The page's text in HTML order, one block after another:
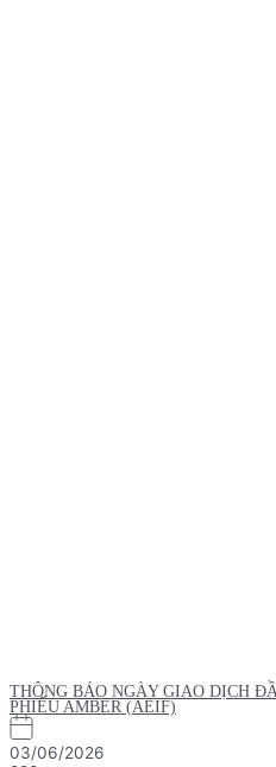
THÔNG BÁO NGÀY GIAO DỊCH
PHIẾU AMBER (AEIF)
03/06/2026